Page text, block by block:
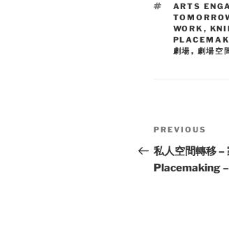
TAGS
ARTS
WORK ,
劇場 , 劇場空
Post
Previous
Post
PREVIOUS
私人空間轉移
Placemaking